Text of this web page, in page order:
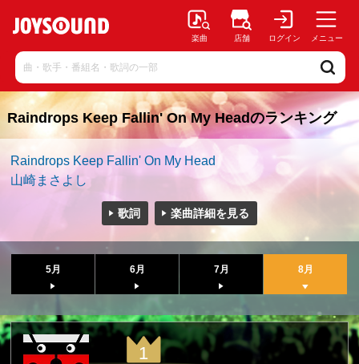
楽曲 店舗 ログイン メニュー
Raindrops Keep Fallin' On My Headのランキング
Raindrops Keep Fallin' On My Head
山崎まさよし
歌詞 楽曲詳細を見る
5月 6月 7月 8月
1